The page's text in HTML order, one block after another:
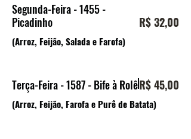
Segunda-Feira - 1455 -
Picadinho
(Arroz, Feijão, Salada e Farofa)
R$ 32,00
Terça-Feira - 1587 - Bife à Rolê
(Arroz, Feijão, Farofa e Purê de Batata)
R$ 45,00